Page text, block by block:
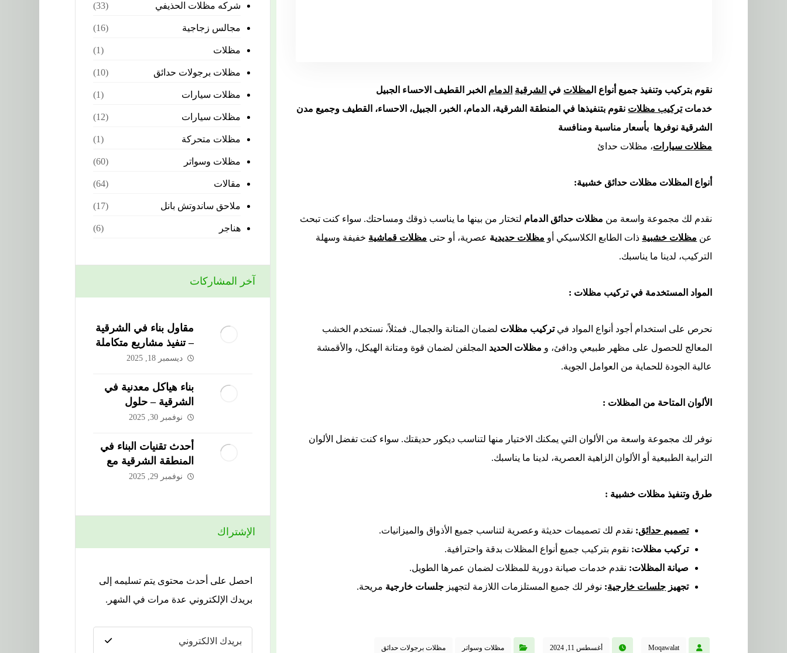
نقوم بتركيب وتنفيذ جميع أنواع المظلات في الشرقية الدمام الخبر القطيف الاحساء الجبيل
خدماتتركيب مظلات نقوم بتنفيذها في المنطقة الشرقية، الدمام، الخبر، الجبيل، الاحساء، القطيف وجميع مدن
الشرقية نوفرها بأسعار مناسبة ومنافسة
مظلات سيارات، مظلات حدائ
أنواع المظلات مظلات حدائق خشبية:
نقدم لك مجموعة واسعة من مظلات حدائق الدمام لتختار من بينها ما يناسب ذوقك ومساحتك. سواء كنت تبحث
عن مظلات خشبية ذات الطابع الكلاسيكي أو مظلات حديدية عصرية، أو حتى مظلات قماشية خفيفة وسهلة
التركيب، لدينا ما يناسبك.
المواد المستخدمة في تركيب مظلات :
نحرص على استخدام أجود أنواع المواد فيتركيب مظلت لضمان المتانة والجمال. فمثلاً، نستخدم الخشب
المعالج للحصول على مظهر طبيعي ودافئ، و مظلات الحديد المجلفن لضمان قوة ومتانة الهيكل، والأقمشة
عالية الجودة للحماية من العوامل الجوية.
الألوان المتاحة من المظلات :
نوفر لك مجموعة واسعة من الألوان التي يمكنك الاختيار منها لتناسب ديكور حديقتك. سواء كنت تفضل الألوان
الترابية الطبيعية أو الألوان الزاهية العصرية، لدينا ما يناسبك.
طرق وتنفيذ مظلات خشبية :
تصميم حدائق: نقدم لك تصميمات حديثة وعصرية لتناسب جميع الأذواق والميزانيات.
تركيب مظلات: نقوم بتركيب جميع أنواع المظلات بدقة واحترافية.
صيانة المظلات: نقدم خدمات صيانة دورية للمظلات لضمان عمرها الطويل.
تجهيز جلسات خارجية: نوفر لك جميع المستلزمات اللازمة لتجهيز جلسات خارجية مريحة.
Moqawalat أغسطس 11, 2024 مظلات وسواتر مظلات برجولات حدائق
شركه مظلات الحذيفي (33)
مجالس زجاجية (16)
مظلات (1)
مظلات برجولات حدائق (10)
مظلات سيارات (1)
مظلات سيارات (12)
مظلات متحركة (1)
مظلات وسواتر (60)
مقالات (64)
ملاحق ساندوتش بانل (17)
هناجر (6)
آخر المشاركات
مقاول بناء في الشرقية
– تنفيذ مشاريع متكاملة
من شركة الحذيفي
ديسمبر 18, 2025
بناء هياكل معدنية في
الشرقية – حلول
متطورة من شركة
نوفمبر 30, 2025
أحدث تقنيات البناء في
المنطقة الشرقية مع
شركة الحذيفي
نوفمبر 29, 2025
الإشتراك
احصل على أحدث محتوى يتم تسليمه إلى
بريدك الإلكتروني عدة مرات في الشهر.